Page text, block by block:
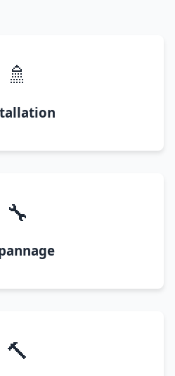
🚿
🔧
🔨